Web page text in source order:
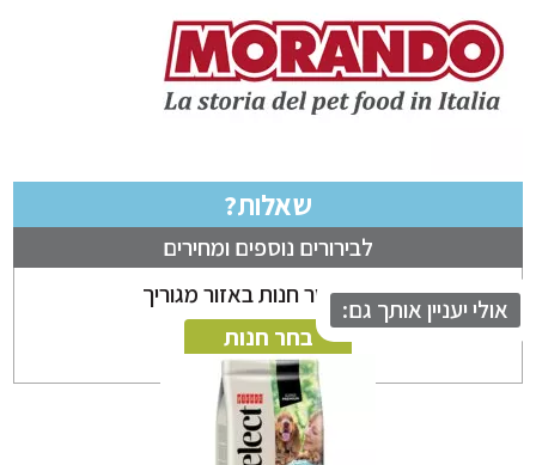
שאלות?
לבירורים נוספים ומחירים
ניתן לבחור חנות באזור מגוריך
בחר חנות
יעניין אותך גם: